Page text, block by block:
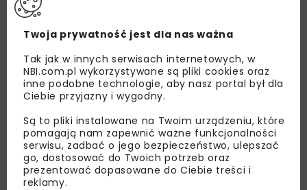
Twoja prywatność jest dla nas ważna
Tak jak w innych serwisach internetowych, w
NBI.com.pl wykorzystywane są pliki cookies oraz
inne podobne technologie, aby nasz portal był dla
Ciebie przyjazny i wygodny.
Są to pliki instalowane na Twoim urządzeniu, które
pomagają nam zapewnić ważne funkcjonalności
serwisu, zadbać o jego bezpieczeństwo, ulepszać
go, dostosować do Twoich potrzeb oraz
prezentować dopasowane do Ciebie treści i
reklamy.